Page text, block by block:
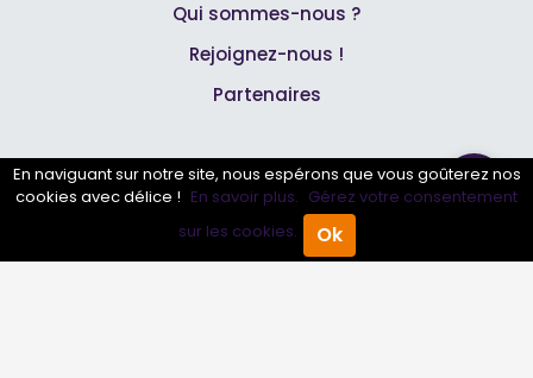
Annuaire Pro Agenda
Qui sommes-nous ?
Rejoignez-nous !
Partenaires
Professionnels
Annuaire pro
Inscrire mon entreprise
En naviguant sur notre site, nous espérons que vous goûterez nos
cookies avec délice ! En savoir plus. Gérez votre consentement
sur les cookies.
Ok